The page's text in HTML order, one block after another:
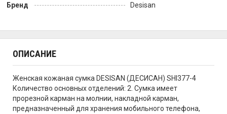
Бренд
Desisan
ОПИСАНИЕ
Женская кожаная сумка DESISAN (ДЕСИСАН) SHI377-4
Количество основных отделений: 2. Сумка имеет
прорезной карман на молнии, накладной карман,
предназначенный для хранения мобильного телефона,